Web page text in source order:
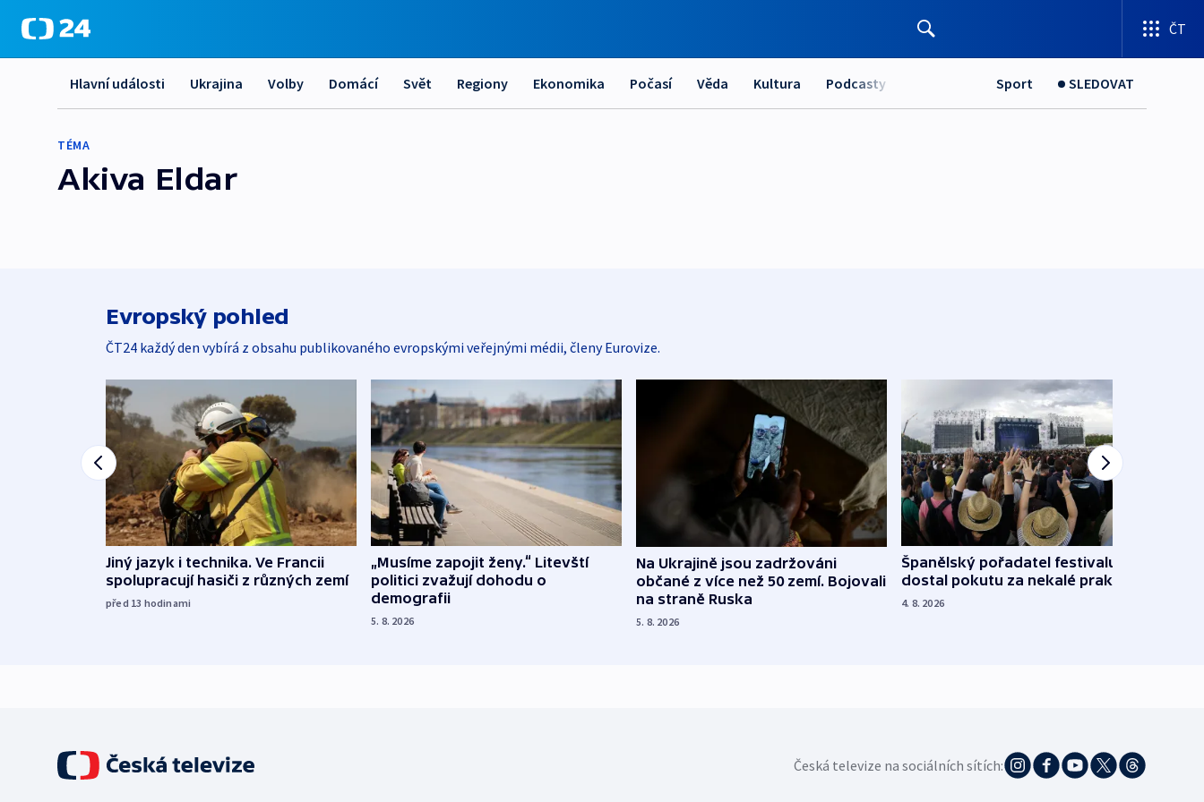
ČT
Hlavní události Ukrajina Volby Domácí Svět Regiony Ekonomika Počasí Věda Kultura Podcasty Sport SLEDOVAT
TÉMA
Akiva Eldar
Evropský pohled
ČT24 každý den vybírá z obsahu publikovaného evropskými veřejnými médii, členy Eurovize.
Jiný jazyk i technika. Ve Francii
spolupracují hasiči z různých zemí
před 13 hodinami
„Musíme zapojit ženy.“ Litevští
politici zvažují dohodu o
demografii
5. 8. 2026
Na Ukrajině jsou zadržováni
občané z více než 50 zemí. Bojovali
na straně Ruska
5. 8. 2026
Španělský pořadatel festivalu
dostal pokutu za nekalé praktiky
4. 8. 2026
Česká televize na sociálních sítích: